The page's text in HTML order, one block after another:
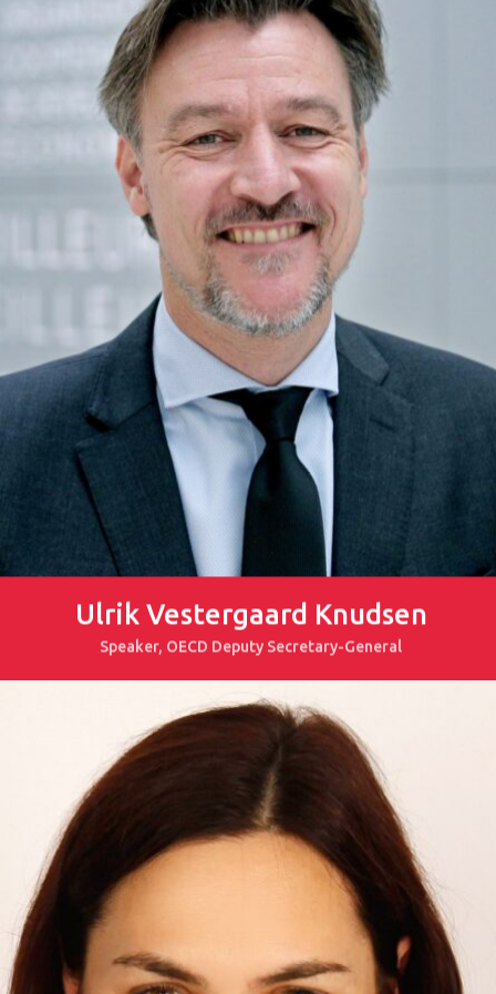
Ulrik Vestergaard Knudsen
Speaker, OECD Deputy Secretary-General